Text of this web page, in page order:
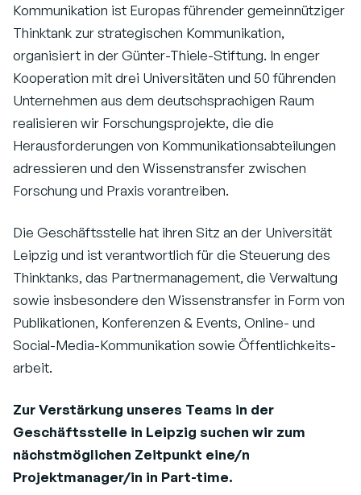
Kommunikation ist Europas führender gemeinnütziger
Thinktank zur strategischen Kommunikation,
organisiert in der Günter-Thiele-Stiftung. In enger
Kooperation mit drei Universitäten und 50 führenden
Unternehmen aus dem deutschsprachigen Raum
realisieren wir Forschungsprojekte, die die
Herausforderungen von Kommunikationsabteilungen
adressieren und den Wissenstransfer zwischen
Forschung und Praxis vorantreiben.
Die Geschäftsstelle hat ihren Sitz an der Universität
Leipzig und ist verantwortlich für die Steuerung des
Thinktanks, das Partnermanagement, die Verwaltung
sowie insbesondere den Wissenstransfer in Form von
Publikationen, Konferenzen & Events, Online- und
Social-Media-Kommunikation sowie Öffentlichkeits-
arbeit.
Zur Verstärkung unseres Teams in der
Geschäftsstelle in Leipzig suchen wir zum
nächstmöglichen Zeitpunkt eine/n
Projektmanager/in in Part-time.